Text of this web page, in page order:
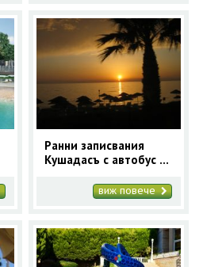
Ранни записвания
Кушадасъ с автобус -
Лято в Турциявиж повече